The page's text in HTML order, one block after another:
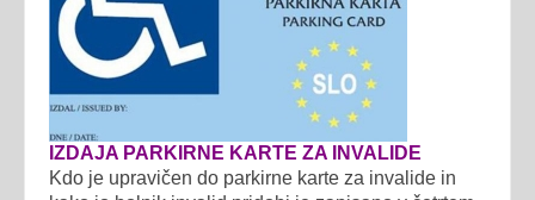
IZDAJA PARKIRNE KARTE ZA INVALIDE
Kdo je upravičen do parkirne karte za invalide in